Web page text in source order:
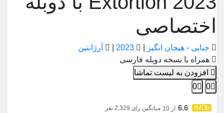
اختصاصی
جنایی - هیجان انگیز 2023
آرژانتین
همراه با نسخه دوبله فارسی
افزودن به لیست تماشا
0
0
6.6 از 10 میانگین رای 2,329 نفر